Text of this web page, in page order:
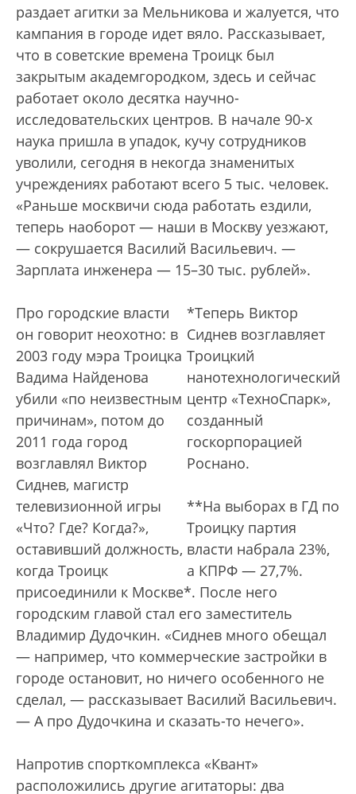
раздает агитки за Мельникова и жалуется, что
кампания в городе идет вяло. Рассказывает,
что в советские времена Троицк был
закрытым академгородком, здесь и сейчас
работает около десятка научно-
исследовательских центров. В начале 90-х
наука пришла в упадок, кучу сотрудников
уволили, сегодня в некогда знаменитых
учреждениях работают всего 5 тыс. человек.
«Раньше москвичи сюда работать ездили,
теперь наоборот — наши в Москву уезжают,
— сокрушается Василий Васильевич. —
Зарплата инженера — 15–30 тыс. рублей».
*Теперь Виктор
Сиднев возглавляет
Троицкий
нанотехнологический
центр «ТехноСпарк»,
созданный
госкорпорацией
Роснано.
**На выборах в ГД по
Троицку партия
власти набрала 23%,
а КПРФ — 27,7%.
Про городские власти
он говорит неохотно: в
2003 году мэра Троицка
Вадима Найденова
убили «по неизвестным
причинам», потом до
2011 года город
возглавлял Виктор
Сиднев, магистр
телевизионной игры
«Что? Где? Когда?»,
оставивший должность,
когда Троицк
присоединили к Москве*. После него
городским главой стал его заместитель
Владимир Дудочкин. «Сиднев много обещал
— например, что коммерческие застройки в
городе остановит, но ничего особенного не
сделал, — рассказывает Василий Васильевич.
— А про Дудочкина и сказать-то нечего».
Напротив спорткомплекса «Квант»
расположились другие агитаторы: два